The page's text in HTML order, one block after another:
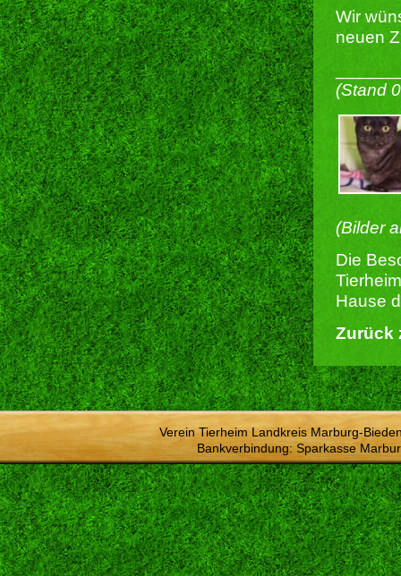
Wir
neuen
(Stand
(Bilder
Die
Hause
Zurück
Verein Tierheim Landkreis Marburg-
Bankverbindung: Sparkasse